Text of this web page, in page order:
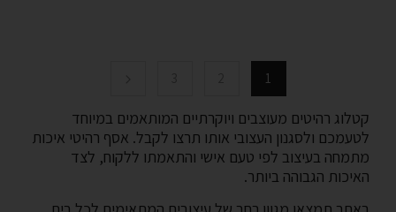
1
קטלוג רהיטים מעוצבים ויוקרתיים המותאמים במיוחד
לטעמכם ולסגנון העצובי אותו תרצו לקבל. אסף רהיטי איכות
מתמחה בעיצוב לפי טעם אישי והתאמתו ללקוח, לצד
האיכות הגבוהה ביותר.